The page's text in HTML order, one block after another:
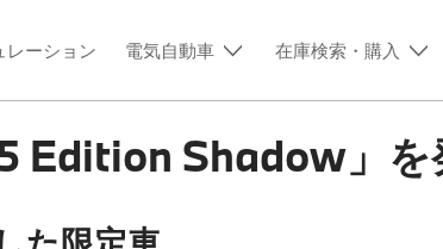
レーション 電気自動車 在庫検索・購入
Edition Shadow」を